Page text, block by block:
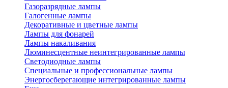
Газоразрядные лампы
Галогенные лампы
Декоративные и цветные лампы
Лампы для фонарей
Лампы накаливания
Люминесцентные неинтегрированные лампы
Светодиодные лампы
Специальные и профессиональные лампы
Энергосберегающие интегрированные лампы